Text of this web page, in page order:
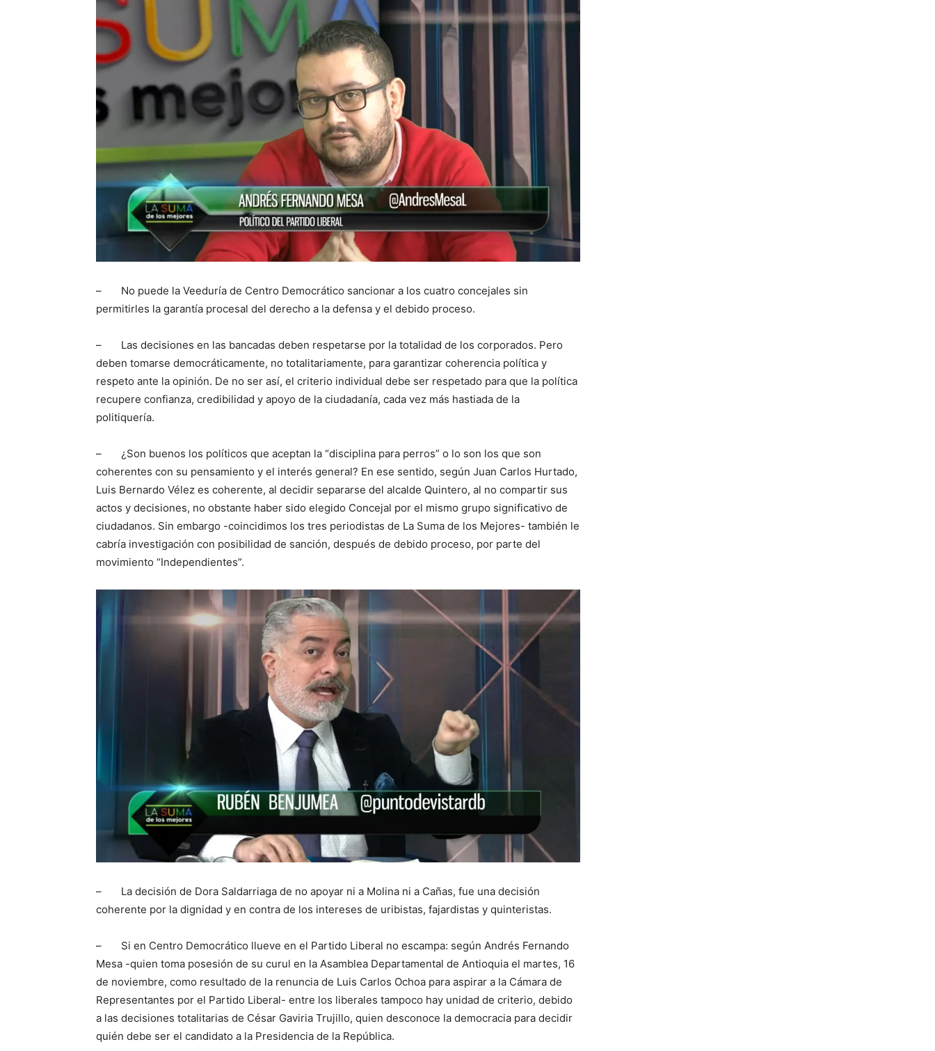
– No puede la Veeduría de Centro Democrático sancionar a los cuatro concejales sin
permitirles la garantía procesal del derecho a la defensa y el debido proceso.
– Las decisiones en las bancadas deben respetarse por la totalidad de los corporados. Pero
deben tomarse democráticamente, no totalitariamente, para garantizar coherencia política y
respeto ante la opinión. De no ser así, el criterio individual debe ser respetado para que la política
recupere confianza, credibilidad y apoyo de la ciudadanía, cada vez más hastiada de la
politiquería.
– ¿Son buenos los políticos que aceptan la “disciplina para perros” o lo son los que son
coherentes con su pensamiento y el interés general? En ese sentido, según Juan Carlos Hurtado,
Luis Bernardo Vélez es coherente, al decidir separarse del alcalde Quintero, al no compartir sus
actos y decisiones, no obstante haber sido elegido Concejal por el mismo grupo significativo de
ciudadanos. Sin embargo -coincidimos los tres periodistas de La Suma de los Mejores- también le
cabría investigación con posibilidad de sanción, después de debido proceso, por parte del
movimiento “Independientes”.
– La decisión de Dora Saldarriaga de no apoyar ni a Molina ni a Cañas, fue una decisión
coherente por la dignidad y en contra de los intereses de uribistas, fajardistas y quinteristas.
– Si en Centro Democrático llueve en el Partido Liberal no escampa: según Andrés Fernando
Mesa -quien toma posesión de su curul en la Asamblea Departamental de Antioquia el martes, 16
de noviembre, como resultado de la renuncia de Luis Carlos Ochoa para aspirar a la Cámara de
Representantes por el Partido Liberal- entre los liberales tampoco hay unidad de criterio, debido
a las decisiones totalitarias de César Gaviria Trujillo, quien desconoce la democracia para decidir
quién debe ser el candidato a la Presidencia de la República.